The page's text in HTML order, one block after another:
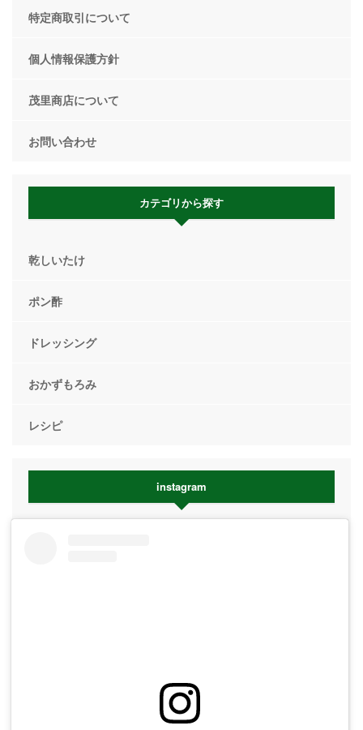
特定商取引について
個人情報保護方針
茂里商店について
お問い合わせ
カテゴリから探す
乾しいたけ
ポン酢
ドレッシング
おかずもろみ
レシピ
instagram